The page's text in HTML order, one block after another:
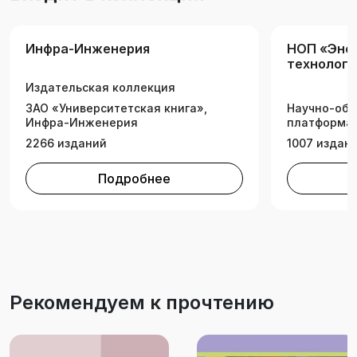
Инфра-Инженерия
Издательская коллекция
ЗАО «Университетская книга»,
Инфра-Инженерия
2266 изданий
Подробнее
НОП
Научно-
платформа
1007
Рекомендуем к прочтению